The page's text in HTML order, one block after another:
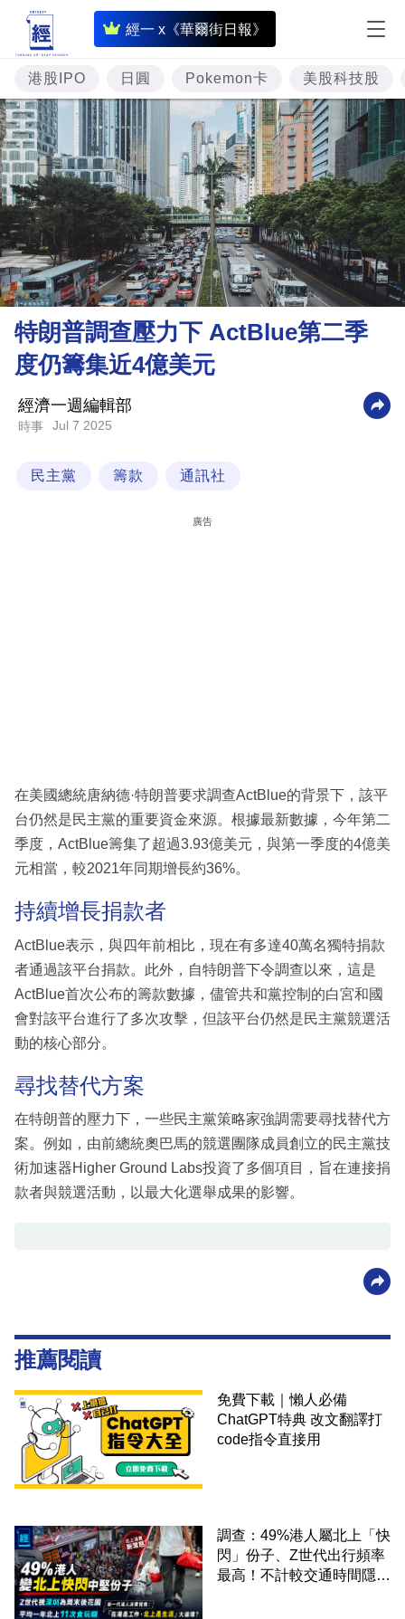
經一 x《華爾街日報》
即
時
財
經
專
題
投
資
樓
市
理
財
商
業
區
港股IPO 日圓 Pokemon卡 美股科技股
特朗普調查壓力下 ActBlue第二季
度仍籌集近4億美元
經濟一週編輯部
時事 Jul 7 2025
民主黨 籌款 通訊社
廣告
在美國總統唐納德·特朗普要求調查ActBlue的背景下，該平
台仍然是民主黨的重要資金來源。根據最新數據，今年第二
季度，ActBlue籌集了超過3.93億美元，與第一季度的4億美
元相當，較2021年同期增長約36%。
持續增長捐款者
ActBlue表示，與四年前相比，現在有多達40萬名獨特捐款
者通過該平台捐款。此外，自特朗普下令調查以來，這是
ActBlue首次公布的籌款數據，儘管共和黨控制的白宮和國
會對該平台進行了多次攻擊，但該平台仍然是民主黨競選活
動的核心部分。
尋找替代方案
在特朗普的壓力下，一些民主黨策略家強調需要尋找替代方
案。例如，由前總統奧巴馬的競選團隊成員創立的民主黨技
術加速器Higher Ground Labs投資了多個項目，旨在連接捐
款者與競選活動，以最大化選舉成果的影響。
推薦閱讀
免費下載｜懶人必備
ChatGPT特典 改文翻譯打
code指令直接用
調查：49%港人屬北上「快
閃」份子、Z世代出行頻率
最高！不計較交通時間隱形